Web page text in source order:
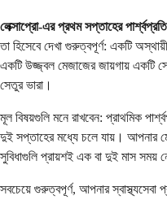
লেক্সাপ্রো-এর প্রথম সপ্তাহের
তা হিসেবে দেখা গুরুত্বপূর্ণ: একটি
একটি উজ্জ্বল মেজাজের জায়গায় একটি
সেতুর ভারা।
মূল বিষয়গুলি মনে রাখবেন: প্রাথমিক
দুই সপ্তাহের মধ্যে চলে যায়। আপনার
সুবিধাগুলি প্রায়শই এক বা দুই মাস সময়
সবচেয়ে গুরুত্বপূর্ণ, আপনার স্বাস্থ্যসেবা